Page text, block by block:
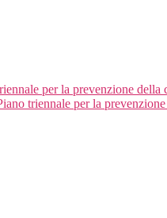
per la prevenzione della
triennale per la